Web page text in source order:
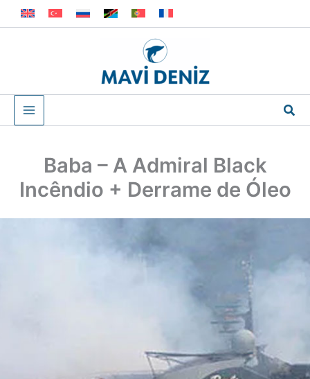
to
Baba – A Admiral Black
Incêndio + Derrame de Óleo